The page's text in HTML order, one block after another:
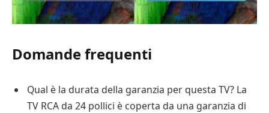
Domande frequenti
Qual è la durata della garanzia per questa TV? La
TV RCA da 24 pollici è coperta da una garanzia di